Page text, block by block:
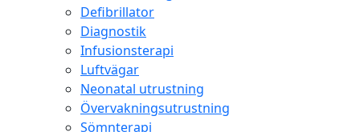
Defibrillator
Diagnostik
Infusionsterapi
Luftvägar
Neonatal utrustning
Övervakningsutrustning
Sömnterapi